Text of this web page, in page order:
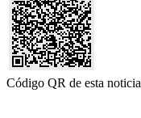
Código QR de esta noticia